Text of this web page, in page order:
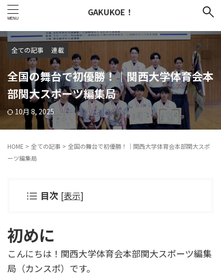
GAKUKOE！
全ての記事 連載
全国の舞台で初優勝！｜関西大学体育会本
部関大スポーツ編集局
10月 8, 2025
HOME > 全ての記事 > 全国の舞台で初優勝！｜関西大学体育会本部関大スポ
ーツ編集局
目次 [表示]
初めに
こんにちは！関西大学体育会本部関大スポーツ編集
局（カンスポ）です。